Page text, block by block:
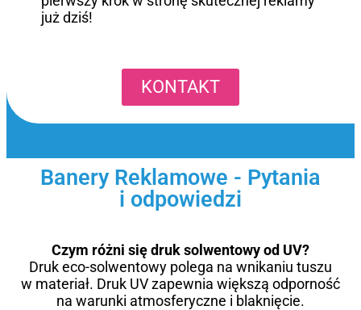
już dziś!
KONTAKT
Banery Reklamowe - Pytania
i odpowiedzi
Czym różni się druk solwentowy od UV?
Druk eco-solwentowy polega na wnikaniu tuszu
w materiał. Druk UV zapewnia większą odporność
na warunki atmosferyczne i blaknięcie.